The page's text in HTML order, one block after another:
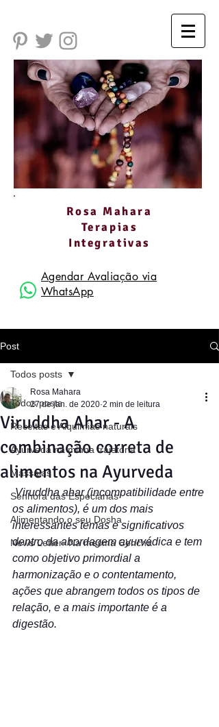
Rosa Mahara
Terapias
Integrativas
Agendar Avaliação via
WhatsApp
Post
Todos posts
Receitas e Alquimias naturais
Ayurveda na minha trajetória
Massalas
Senhora das Especiarias
Alimentando o seu Dosha
News Letter- Na mesma Concha
Todos posts
Viruddha Ahar - A
combinação correta de
alimentos na Ayurveda
Rosa Mahara
27 de jan. de 2020 2 min de leitura
Viruddha ahar (incompatibilidade entre
os alimentos), é um dos mais
interessantes temas e significativos
dentro da abordagem ayurvédica e tem
como objetivo primordial a
harmonização e o contentamento,
ações que abrangem todos os tipos de
relação, e a mais importante é a
digestão.